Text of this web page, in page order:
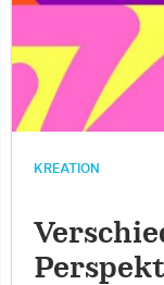
KREATION